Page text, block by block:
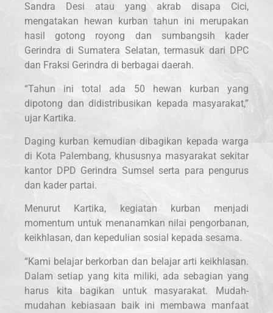
Sandra Desi atau yang akrab disapa Cici,
mengatakan hewan kurban tahun ini merupakan
hasil gotong royong dan sumbangsih kader
Gerindra di Sumatera Selatan, termasuk dari DPC
dan Fraksi Gerindra di berbagai daerah.
“Tahun ini total ada 50 hewan kurban yang
dipotong dan didistribusikan kepada masyarakat,”
ujar Kartika.
Daging kurban kemudian dibagikan kepada warga
di Kota Palembang, khususnya masyarakat sekitar
kantor DPD Gerindra Sumsel serta para pengurus
dan kader partai.
Menurut Kartika, kegiatan kurban menjadi
momentum untuk menanamkan nilai pengorbanan,
keikhlasan, dan kepedulian sosial kepada sesama.
“Kami belajar berkorban dan belajar arti keikhlasan.
Dalam setiap yang kita miliki, ada sebagian yang
harus kita bagikan untuk masyarakat. Mudah-
mudahan kebiasaan baik ini membawa manfaat